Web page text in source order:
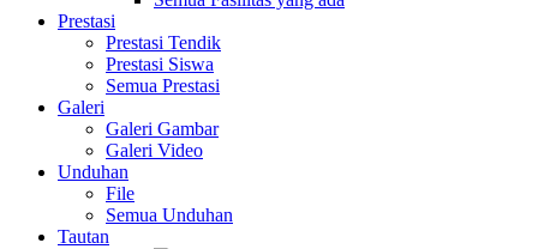
Prestasi
Prestasi Tendik
Prestasi Siswa
Semua Prestasi
Galeri
Galeri Gambar
Galeri Video
Unduhan
File
Semua Unduhan
Tautan